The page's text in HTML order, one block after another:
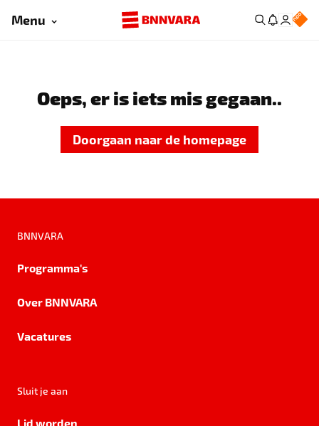
Menu
Oeps, er is iets mis gegaan..
Doorgaan naar de homepage
BNNVARA
Programma's
Over BNNVARA
Vacatures
Sluit je aan
Lid worden